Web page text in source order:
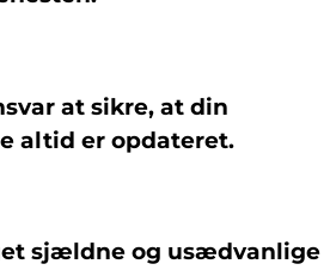
at sikre, at din
altid er opdateret.
sjældne og usædvanlige